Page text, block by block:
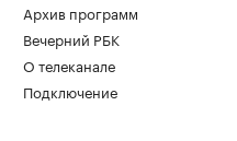
Архив программ
Вечерний РБК
О телеканале
Подключение